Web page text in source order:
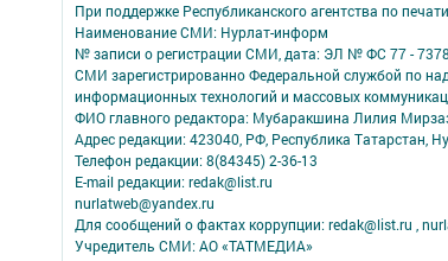
При поддержке Республиканского агентства по
Наименование СМИ: Нурлат-⁠информ
№ записи о регистрации СМИ, дата: ЭЛ № ФС 77 -⁠
СМИ зарегистрированно Федеральной службой по
информационных технологий и массовых
ФИО главного редактора: Мубаракшина Лилия
Адрес редакции: 423040, РФ, Республика Татарстан,
Телефон редакции: 8(84345) 2-36-13
E-mail редакции: redak@list.ru
nurlatweb@yandex.ru
Для сообщений о фактах коррупции: redak@list.ru ,
Учредитель СМИ: АО «ТАТМЕДИА»